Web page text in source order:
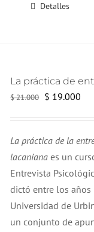
Detalles
$21.000 El
era:
$ 21.000.
$ 19.000
es:
$
La práctica de la
lacaniana es un
Entrevista
dictó entre los
Universidad de
un conjunto de